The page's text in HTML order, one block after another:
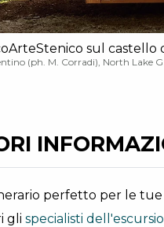
sul castello
(ph. M. Corradi), North Lake
perfetto per le
gli specialisti